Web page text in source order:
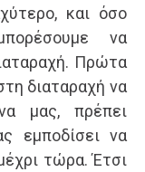
και όσο
να
Πρώτα
διαταραχή να
μας, πρέπει
εμποδίσει να
τώρα. Έτσι